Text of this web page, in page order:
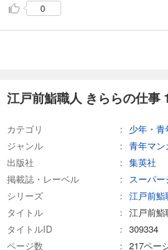
0
江戸前鮨職人 きららの仕事
カテゴリ
少年・
ジャンル
青年マン
出版社
集英社
掲載誌・レーベル
スーパ
シリーズ
江戸前
タイトル
江戸前
タイトルID
309334
ページ数
217ペー